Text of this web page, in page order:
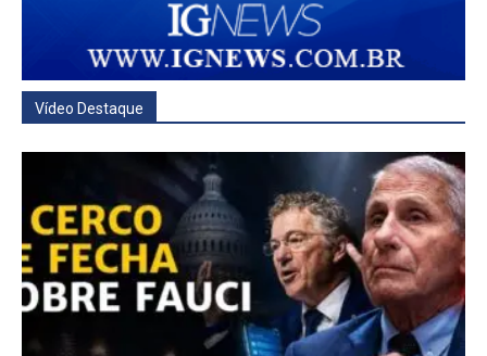
Vídeo Destaque